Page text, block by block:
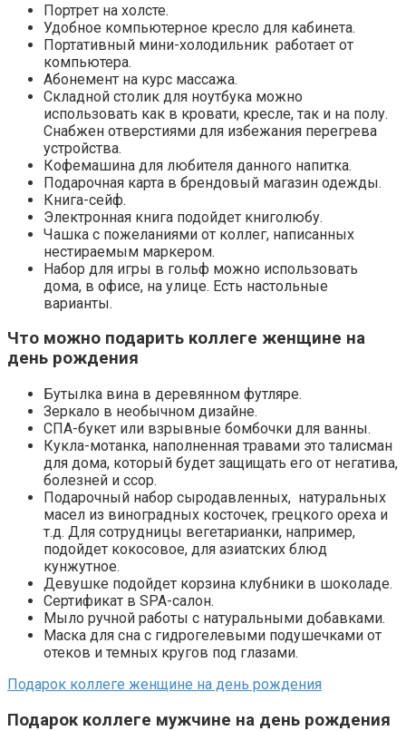
Портрет на холсте.
Удобное компьютерное кресло для кабинета.
Портативный мини-холодильник работает от
компьютера.
Абонемент на курс массажа.
Складной столик для ноутбука можно
использовать как в кровати, кресле, так и на полу.
Снабжен отверстиями для избежания перегрева
устройства.
Кофемашина для любителя данного напитка.
Подарочная карта в брендовый магазин одежды.
Книга-сейф.
Электронная книга подойдет книголюбу.
Чашка с пожеланиями от коллег, написанных
нестираемым маркером.
Набор для игры в гольф можно использовать
дома, в офисе, на улице. Есть настольные
варианты.
Что можно подарить коллеге женщине на
день рождения
Бутылка вина в деревянном футляре.
Зеркало в необычном дизайне.
СПА-букет или взрывные бомбочки для ванны.
Кукла-мотанка, наполненная травами это талисман
для дома, который будет защищать его от негатива,
болезней и ссор.
Подарочный набор сыродавленных, натуральных
масел из виноградных косточек, грецкого ореха и
т.д. Для сотрудницы вегетарианки, например,
подойдет кокосовое, для азиатских блюд
кунжутное.
Девушке подойдет корзина клубники в шоколаде.
Сертификат в SPA-салон.
Мыло ручной работы с натуральными добавками.
Маска для сна с гидрогелевыми подушечками от
отеков и темных кругов под глазами.
Подарок коллеге женщине на день рождения
Подарок коллеге мужчине на день рождения